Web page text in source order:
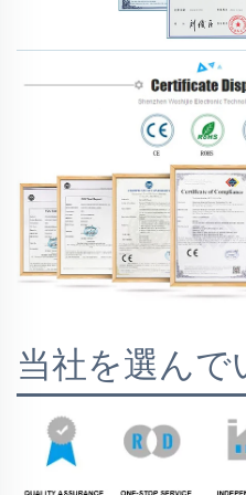
当社を選んで